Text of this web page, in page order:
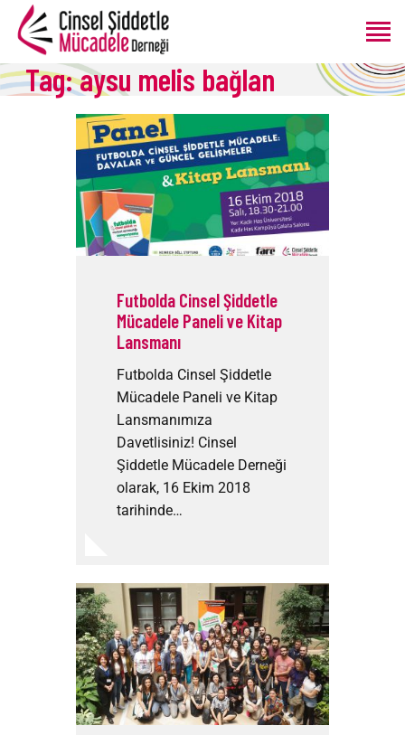
Tag: aysu melis bağlan
ANASAYFA
HAKKIMIZDA
PROGRAMLAR
ÜRETIMLER
BLOG
BAĞIŞ
Futbolda Cinsel Şiddetle
Mücadele Paneli ve Kitap
Lansmanı
Futbolda Cinsel Şiddetle
Mücadele Paneli ve Kitap
Lansmanımıza
Davetlisiniz! Cinsel
Şiddetle Mücadele Derneği
olarak, 16 Ekim 2018
tarihinde…